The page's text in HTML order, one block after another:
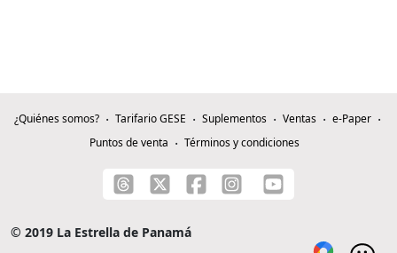
¿Quiénes somos? Tarifario GESE Suplementos Ventas
e-Paper
Puntos de venta
Términos y condiciones
© 2019 La Estrella de Panamá